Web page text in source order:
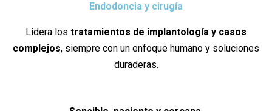
Endodoncia y cirugía
Lidera los tratamientos de implantología y casos
complejos, siempre con un enfoque humano y soluciones
duraderas.